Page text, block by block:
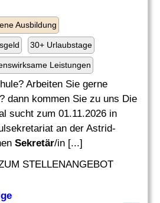
Ausbildung
30+ Urlaubstage
Leistungen
Arbeiten Sie gerne
dann kommen Sie zu uns Die
sucht zum 01.11.2026 in
an der Astrid-
Sekretär/in [...]
STELLENANGEBOT